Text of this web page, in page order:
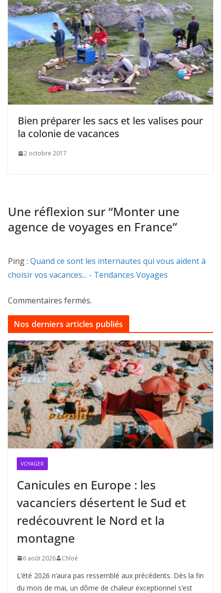
Bien préparer les sacs et les valises pour
la colonie de vacances
2 octobre 2017
Une réflexion sur “Monter une
agence de voyages en France”
Ping : Quand ce sont les internautes qui vous aident à
choisir vos vacances... - Tendances Voyages
Commentaires fermés.
Nos derniers articles publiés
VOYAGER
Canicules en Europe : les
vacanciers désertent le Sud et
redécouvrent le Nord et la
montagne
6 août 2026 Chloé
L’été 2026 n’aura pas ressemblé aux précédents. Dès la fin
du mois de mai, un dôme de chaleur exceptionnel s’est